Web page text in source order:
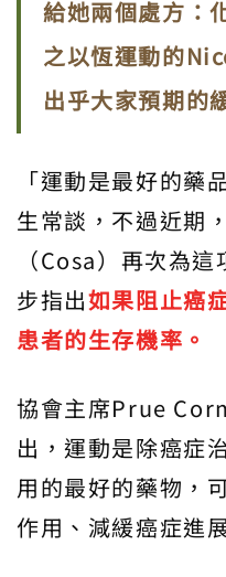
給她兩個處方：
之以恆運動的
出乎大家預期的
「運動是最好的藥
生常談，不過近期
（Cosa）再次為
步指出如果阻止癌
患者的生存機率。
協會主席Prue
出，運動是除癌症
用的最好的藥物，
作用、減緩癌症進